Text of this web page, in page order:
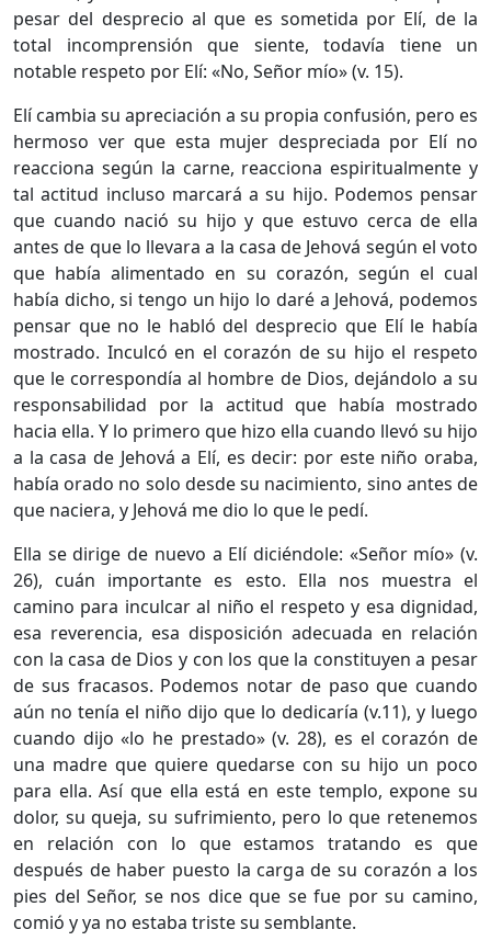
pesar del desprecio al que es sometida por Elí, de la
total incomprensión que siente, todavía tiene un
notable respeto por Elí: «No, Señor mío» (v. 15).
Elí cambia su apreciación a su propia confusión, pero es
hermoso ver que esta mujer despreciada por Elí no
reacciona según la carne, reacciona espiritualmente y
tal actitud incluso marcará a su hijo. Podemos pensar
que cuando nació su hijo y que estuvo cerca de ella
antes de que lo llevara a la casa de Jehová según el voto
que había alimentado en su corazón, según el cual
había dicho, si tengo un hijo lo daré a Jehová, podemos
pensar que no le habló del desprecio que Elí le había
mostrado. Inculcó en el corazón de su hijo el respeto
que le correspondía al hombre de Dios, dejándolo a su
responsabilidad por la actitud que había mostrado
hacia ella. Y lo primero que hizo ella cuando llevó su hijo
a la casa de Jehová a Elí, es decir: por este niño oraba,
había orado no solo desde su nacimiento, sino antes de
que naciera, y Jehová me dio lo que le pedí.
Ella se dirige de nuevo a Elí diciéndole: «Señor mío» (v.
26), cuán importante es esto. Ella nos muestra el
camino para inculcar al niño el respeto y esa dignidad,
esa reverencia, esa disposición adecuada en relación
con la casa de Dios y con los que la constituyen a pesar
de sus fracasos. Podemos notar de paso que cuando
aún no tenía el niño dijo que lo dedicaría (v.11), y luego
cuando dijo «lo he prestado» (v. 28), es el corazón de
una madre que quiere quedarse con su hijo un poco
para ella. Así que ella está en este templo, expone su
dolor, su queja, su sufrimiento, pero lo que retenemos
en relación con lo que estamos tratando es que
después de haber puesto la carga de su corazón a los
pies del Señor, se nos dice que se fue por su camino,
comió y ya no estaba triste su semblante.